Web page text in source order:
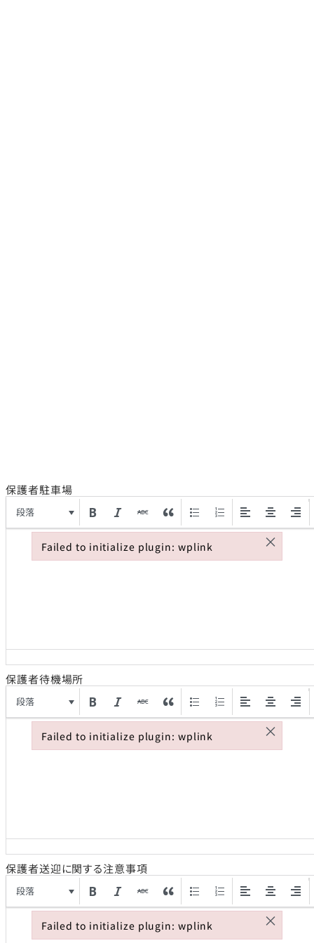
保護者駐車場
段落
保護者待機場所
段落
保護者送迎に関する注意事項
段落
Failed to initialize plugin: wplink ×
Failed to initialize plugin: wplink
Failed to initialize plugin: wplink ×
Failed to initialize plugin: wplink
Failed to initialize plugin: wplink ×